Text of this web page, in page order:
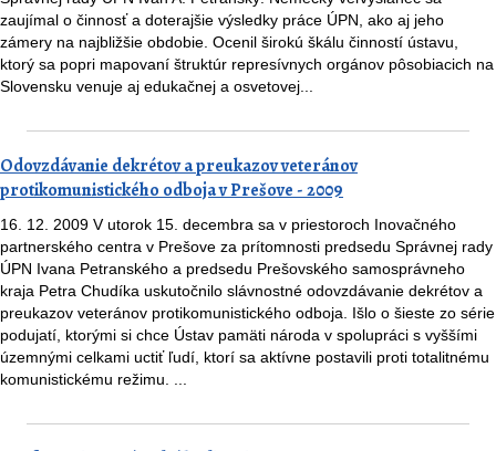
zaujímal o činnosť a doterajšie výsledky práce ÚPN, ako aj jeho
zámery na najbližšie obdobie. Ocenil širokú škálu činností ústavu,
ktorý sa popri mapovaní štruktúr represívnych orgánov pôsobiacich na
Slovensku venuje aj edukačnej a osvetovej...
Odovzdávanie dekrétov a preukazov veteránov
protikomunistického odboja v Prešove - 2009
16. 12. 2009 V utorok 15. decembra sa v priestoroch Inovačného
partnerského centra v Prešove za prítomnosti predsedu Správnej rady
ÚPN Ivana Petranského a predsedu Prešovského samosprávneho
kraja Petra Chudíka uskutočnilo slávnostné odovzdávanie dekrétov a
preukazov veteránov protikomunistického odboja. Išlo o šieste zo série
podujatí, ktorými si chce Ústav pamäti národa v spolupráci s vyššími
územnými celkami uctiť ľudí, ktorí sa aktívne postavili proti totalitnému
komunistickému režimu. ...